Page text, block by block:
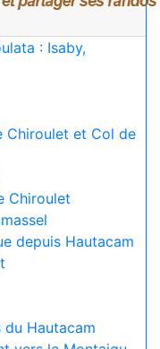
: Isaby,
Chiroulet et Col de
Chiroulet
depuis Hautacam
Hautacam